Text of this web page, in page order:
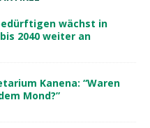
wächst in
2040 weiter an
Kanena: “Waren
Mond?”